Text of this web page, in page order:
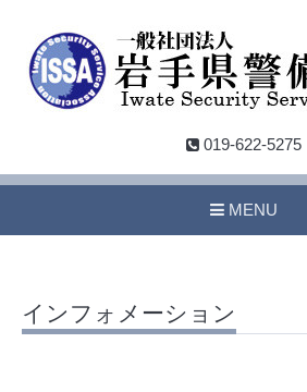
019-622-5275
MENU
インフォメーション